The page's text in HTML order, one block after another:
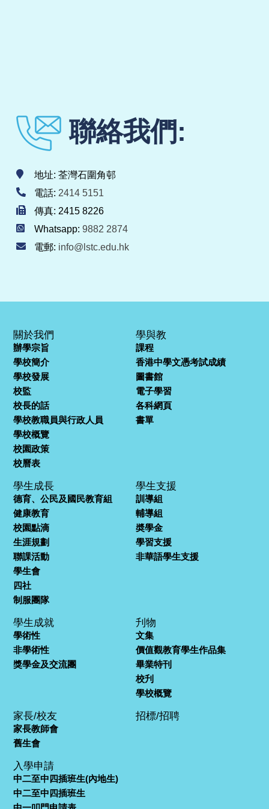
聯絡我們:
地址: 荃灣石圍角邨
電話: 2414 5151
傳真: 2415 8226
Whatsapp: 9882 2874
電郵: info@lstc.edu.hk
關於我們
辦學宗旨
學校簡介
學校發展
校監
校長的話
學校教職員與行政人員
學校概覽
校園政策
校曆表
學與教
課程
香港中學文憑考試成績
圖書館
電子學習
各科網頁
書單
學生成長
德育、公民及國民教育組
健康教育
校園點滴
生涯規劃
聯課活動
學生會
四社
制服團隊
學生支援
訓導組
輔導組
奬學金
學習支援
非華語學生支援
學生成就
學術性
非學術性
獎學金及交流團
刋物
文集
價值觀教育學生作品集
畢業特刊
校刋
學校概覽
家長/校友
家長教師會
舊生會
招標/招聘
入學申請
中二至中四插班生(內地生)
中二至中四插班生